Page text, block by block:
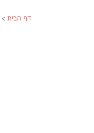
דף הבית >